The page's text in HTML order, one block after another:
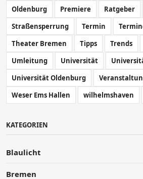
Oldenburg
Premiere Ratgeber
Straßensperrung
Termin
Theater Bremen
Tipps Trends
Umleitung
Universität
Universität Oldenburg
Weser Ems Hallen
wilhelmshaven
KATEGORIEN
Blaulicht
Bremen